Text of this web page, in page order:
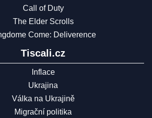
Call of Duty
The Elder Scrolls
Come: Deliverence
Tiscali.cz
Inflace
Ukrajina
Válka na Ukrajině
Migrační politika